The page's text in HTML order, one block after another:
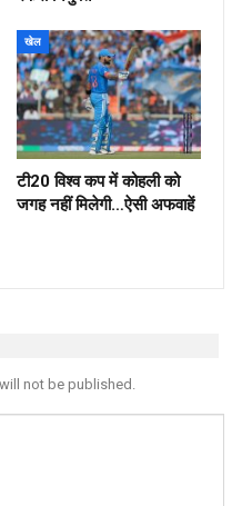
खेल
टी20 विश्व कप में कोहली को
जगह नहीं मिलेगी…ऐसी अफवाहें
not be published.